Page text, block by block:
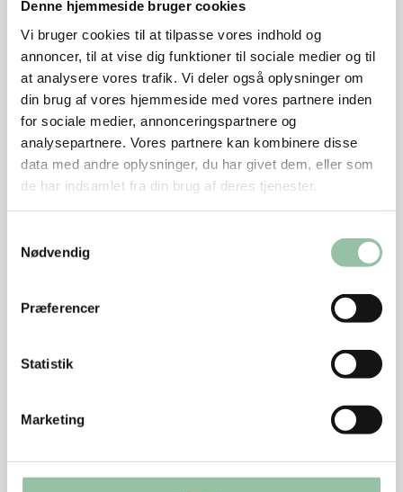
Denne hjemmeside bruger cookies
Vi bruger cookies til at tilpasse vores indhold og
annoncer, til at vise dig funktioner til sociale medier og til
at analysere vores trafik. Vi deler også oplysninger om
din brug af vores hjemmeside med vores partnere inden
for sociale medier, annonceringspartnere og
analysepartnere. Vores partnere kan kombinere disse
data med andre oplysninger, du har givet dem, eller som
de har indsamlet fra din brug af deres tjenester.
Nødvendig
Præferencer
Statistik
Marketing
Rul dejen ud på et melstrøet bord til en cirkel på
ca. 30 cm i diameter.
Kom dejen i tærteformen og prik den med en
gaffel.
Fyld
Pisk æg, fraiche, salt og peber sammen.
Hæld æggeblandingen i tærteformen.
Læg courgetteskiver, semidried tomat og strimler
Bag quichen sprød og gylden i 20-25 minutter.